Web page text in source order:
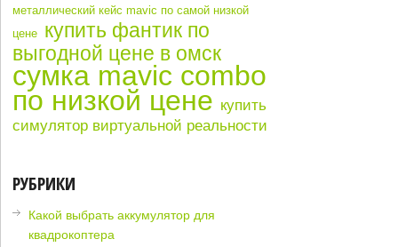
металлический кейс mavic по самой низкой
цене купить фантик по
выгодной цене в омск
сумка mavic combo
по низкой цене купить
симулятор виртуальной реальности
РУБРИКИ
Какой выбрать аккумулятор для
квадрокоптера